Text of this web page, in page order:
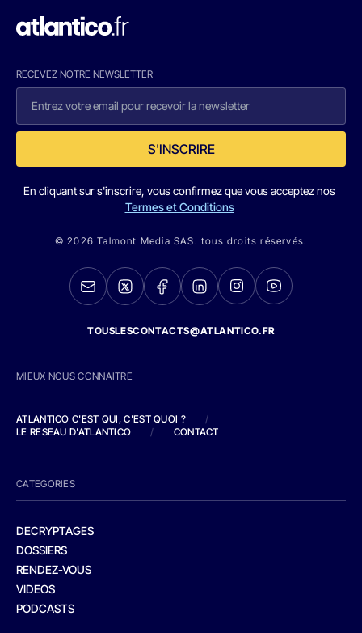
RECEVEZ NOTRE NEWSLETTER
S'INSCRIRE
En cliquant sur s'inscrire, vous confirmez que vous acceptez nos
Termes et Conditions
© 2026 Talmont Media SAS. tous droits réservés.
TOUSLESCONTACTS@ATLANTICO.FR
MIEUX NOUS CONNAITRE
ATLANTICO C'EST QUI, C'EST QUOI ?
/
LE RESEAU D'ATLANTICO
/ CONTACT
CATEGORIES
DECRYPTAGES
DOSSIERS
RENDEZ-VOUS
VIDEOS
PODCASTS